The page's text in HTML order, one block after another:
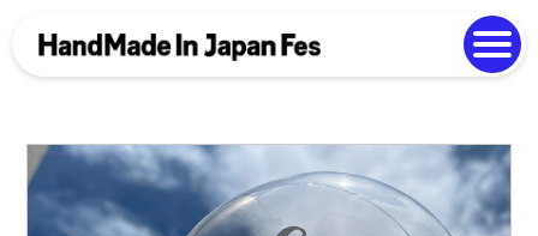
Photo Gallery
EN 中文